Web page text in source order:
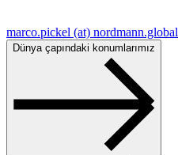
marco.pickel (at) nordmann.global
Dünya çapındaki konumlarımız